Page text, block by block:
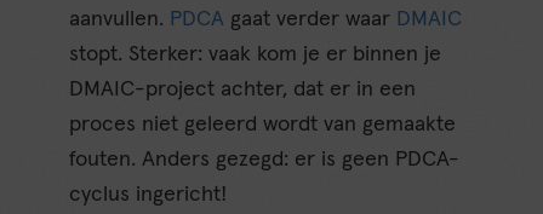
aanvullen. PDCA gaat verder waar DMAIC
stopt. Sterker: vaak kom je er binnen je
DMAIC-project achter, dat er in een
proces niet geleerd wordt van gemaakte
fouten. Anders gezegd: er is geen PDCA-
cyclus ingericht!